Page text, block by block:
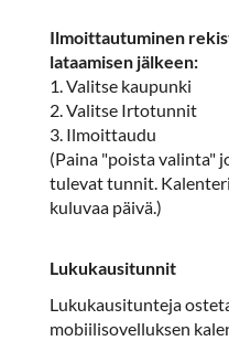
Ilmoittautuminen
lataamisen jälkeen:
1. Valitse kaupunki
2. Valitse Irtotunnit
3. Ilmoittaudu
(Paina "poista valinta"
tulevat tunnit.
kuluvaa päivä.)
Lukukausitunnit
Lukukausitunteja
mobiilisovelluksen